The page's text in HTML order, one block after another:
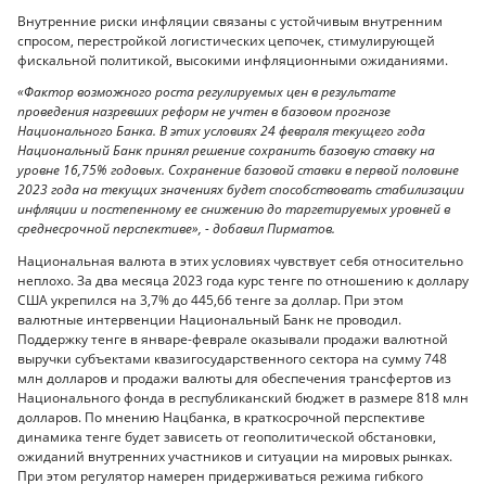
Внутренние риски инфляции связаны с устойчивым внутренним
спросом, перестройкой логистических цепочек, стимулирующей
фискальной политикой, высокими инфляционными ожиданиями.
«Фактор возможного роста регулируемых цен в результате
проведения назревших реформ не учтен в базовом прогнозе
Национального Банка. В этих условиях 24 февраля текущего года
Национальный Банк принял решение сохранить базовую ставку на
уровне 16,75% годовых. Сохранение базовой ставки в первой половине
2023 года на текущих значениях будет способствовать стабилизации
инфляции и постепенному ее снижению до таргетируемых уровней в
среднесрочной перспективе», - добавил Пирматов.
Национальная валюта в этих условиях чувствует себя относительно
неплохо. За два месяца 2023 года курс тенге по отношению к доллару
США укрепился на 3,7% до 445,66 тенге за доллар. При этом
валютные интервенции Национальный Банк не проводил.
Поддержку тенге в январе-феврале оказывали продажи валютной
выручки субъектами квазигосударственного сектора на сумму 748
млн долларов и продажи валюты для обеспечения трансфертов из
Национального фонда в республиканский бюджет в размере 818 млн
долларов. По мнению Нацбанка, в краткосрочной перспективе
динамика тенге будет зависеть от геополитической обстановки,
ожиданий внутренних участников и ситуации на мировых рынках.
При этом регулятор намерен придерживаться режима гибкого